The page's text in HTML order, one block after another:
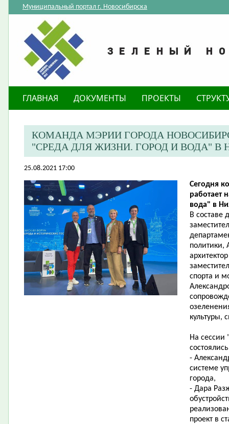
Муниципальный портал г. Новосибирска
ГЛАВНАЯ ДОКУМЕНТЫ ПРОЕКТЫ
КОМАНДА МЭРИИ ГОРОДА
"СРЕДА ДЛЯ ЖИЗНИ. ГОРОД И ВОДА"
25.08.2021 17:00
Сегодня
работает
вода" в
В составе
политики,
спорта и
культуры,
На сессии
-
системе
города,
- Дара
проект в